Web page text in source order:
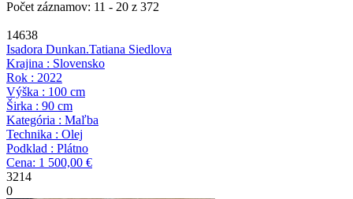
Počet záznamov: 11 - 20 z 372
14638
Isadora Dunkan.Tatiana Siedlova
Krajina : Slovensko
Rok : 2022
Výška : 100 cm
Širka : 90 cm
Kategória : Maľba
Technika : Olej
Podklad : Plátno
Cena: 1 500,00 €
3214
0